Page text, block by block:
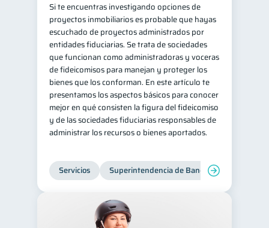
Si te encuentras investigando opciones de
proyectos inmobiliarios es probable que hayas
escuchado de proyectos administrados por
entidades fiduciarias. Se trata de sociedades
que funcionan como administradoras y voceras
de fideicomisos para manejan y proteger los
bienes que los conforman. En este artículo te
presentamos los aspectos básicos para conocer
mejor en qué consisten la figura del fideicomiso
y de las sociedades fiduciarias responsables de
administrar los recursos o bienes aportados.
Servicios Superintendencia de Bancos